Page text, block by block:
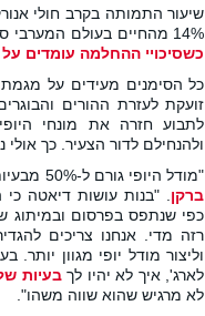
14% מהחיים בעולם המערבי סבלו או סובלים מהפרעות אכילה,
כשסיכויי ההחלמה עומדים על כ-35 עד
כל הסימנים מעידים על מגמת
זועקת לעזרת ההורים
לתבוע חזרה את מונחי
ולהנחילם לדור הצעיר. כך אולי
"מודל היופי גורם ל-50% מבעיות דימוי הגוף", אומר המייסד
ברקן. "בנות עושות דיאטה כי
כפי שנתפס בפרסום ובמיתוג
רזה מדי. אנחנו צריכים
לארג', איך לא יהיו לךבעיות
לא מרגיש שהוא שווה משהו".